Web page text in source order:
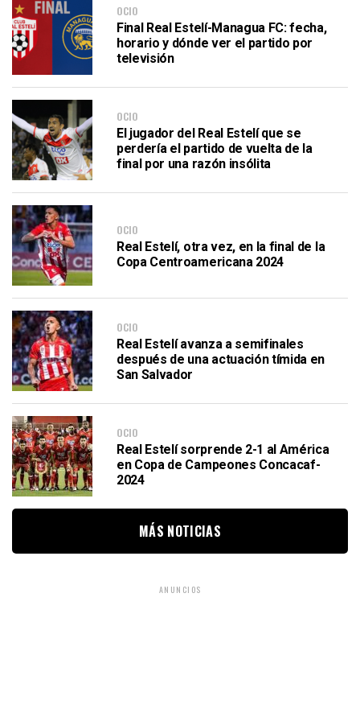
OCIO
Final Real Estelí-Managua FC: fecha,
horario y dónde ver el partido por
televisión
OCIO
El jugador del Real Estelí que se
perdería el partido de vuelta de la
final por una razón insólita
OCIO
Real Estelí, otra vez, en la final de la
Copa Centroamericana 2024
OCIO
Real Estelí avanza a semifinales
después de una actuación tímida en
San Salvador
OCIO
Real Estelí sorprende 2-1 al América
en Copa de Campeones Concacaf-
2024
MÁS NOTICIAS
ANUNCIOS